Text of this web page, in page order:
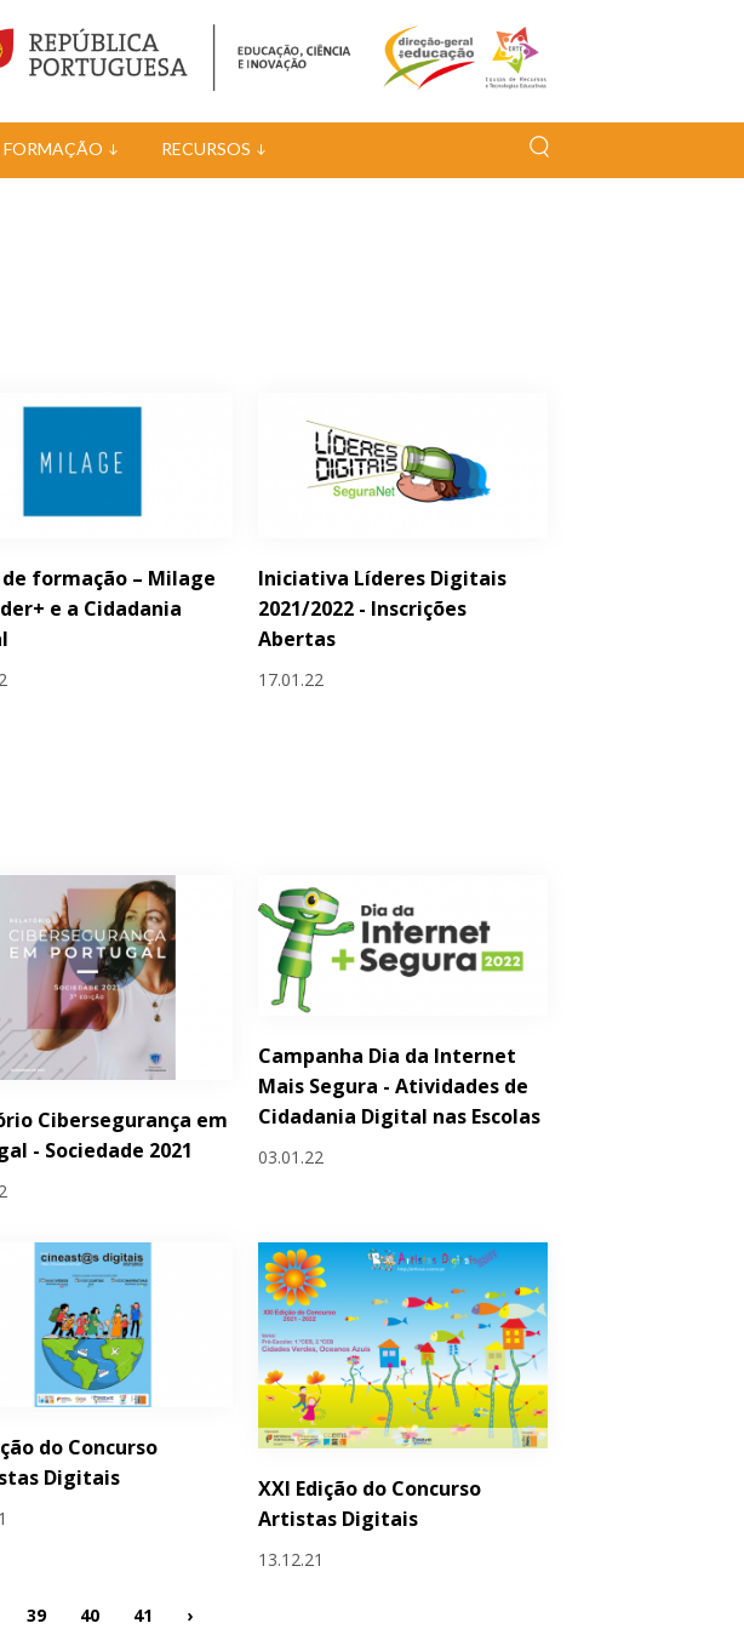
FORMAÇÃO RECURSOS
de formação – Milage
e a Cidadania
Iniciativa Líderes Digitais
2021/2022 - Inscrições
Abertas
17.01.22
Cibersegurança em
- Sociedade 2021
Campanha Dia da Internet
Mais Segura - Atividades de
Cidadania Digital nas Escolas
03.01.22
do Concurso
Digitais
XXI Edição do Concurso
Artistas Digitais
13.12.21
39 40 41 ›